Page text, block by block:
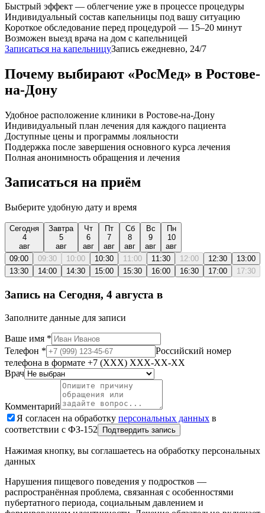
Быстрый эффект — облегчение уже в процессе процедуры
Индивидуальный состав капельницы под вашу ситуацию
Короткое обследование перед процедурой — 15–20 минут
Возможен выезд врача на дом с капельницей
Записаться на капельницуЗапись ежедневно, 24/7
Почему выбирают «РосМед» в Ростове-
на-Дону
Удобное расположение клиники в Ростове-на-Дону
Индивидуальный план лечения для каждого пациента
Доступные цены и программы лояльности
Поддержка после завершения основного курса лечения
Полная анонимность обращения и лечения
Записаться на приём
Выберите удобную дату и время
Сегодня
4
авг
Завтра
5
авг
Чт
6
авг
Пт
7
авг
Сб
8
авг
Вс
9
авг
Пн
10
авг
09:00
09:30 10:00 10:30 11:00 11:30 12:00 12:30
13:00
13:30
14:00 14:30 15:00 15:30 16:00 16:30 17:00 17:30
Запись на Сегодня, 4 августа в
Заполните данные для записи
Ваше имя *
Телефон *
Российский номер
телефона в формате +7 (XXX) XXX-XX-XX
Врач
Комментарий
Я согласен на обработку персональных данных в
соответствии с ФЗ-152
Подтвердить запись
Нажимая кнопку, вы соглашаетесь на обработку персональных
данных
Нарушения пищевого поведения у подростков —
распространённая проблема, связанная с особенностями
пубертатного периода, социальным давлением и